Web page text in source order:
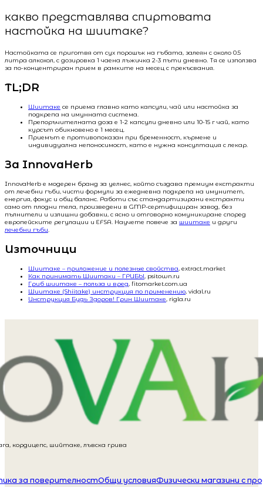
какво представлява спиртовата
настойка на шиитаке?
Настойката се приготвя от сух порошък на гъбата, залеян с около 0.5
литра алкохол, с дозировка 1 чаена лъжичка 2-3 пъти дневно. Тя се използва
за по-концентриран прием в рамките на месец с прекъсвания.
TL;DR
Шиитаке се приема главно като капсули, чай или настойка за
подкрепа на имунната система.
Препоръчителната доза е 1-2 капсули дневно или 10-15 г чай, като
курсът обикновено е 1 месец.
Приемът е противопоказан при бременност, кърмене и
индивидуална непоносимост, като е нужна консултация с лекар.
За InnovaHerb
InnovaHerb е модерен бранд за уелнес, който създава премиум екстракти
от лечебни гъби, чисти формули за ежедневна подкрепа на имунитет,
енергия, фокус и общ баланс. Работи със стандартизирани екстракти
само от плодни тела, произведени в GMP-сертифициран завод, без
пълнители и излишни добавки, с ясно и отговорно комуникиране според
европейските регулации и EFSA. Научете повече за шиитаке и други
лечебни гъби.
Източници
Шиитаке – приложение и полезные свойства, extract.market
Как принимать Шиитаки – ГРИБЫ, psitown.ru
Гриб шиитаке – польза и вред, fitomarket.com.ua
Шиитаке (Shiitake) инструкция по применению, vidal.ru
Инструкция Будь Здоров! Грин Шиитаке, rigla.ru
кордицепс, шийтаке, лъвска грива
за поверителностОбщи условияФизически магазини с